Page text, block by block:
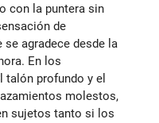
con la puntera sin
de
agradece desde la
En los
talón profundo y el
molestos,
sujetos tanto si los